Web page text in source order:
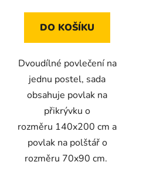
DO KOŠÍKU
Dvoudílné povlečení na
jednu postel, sada
obsahuje povlak na
přikrývku o
rozměru 140x200 cm a
povlak na polštář o
rozměru 70x90 cm.